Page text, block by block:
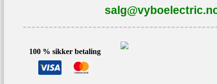
100 % sikker betaling